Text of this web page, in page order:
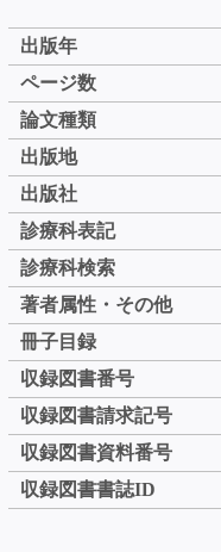
出版年
ページ数
論文種類
出版地
出版社
診療科表記
診療科検索
著者属性・その他
冊子目録
収録図書番号
収録図書請求記号
収録図書資料番号
収録図書書誌ID